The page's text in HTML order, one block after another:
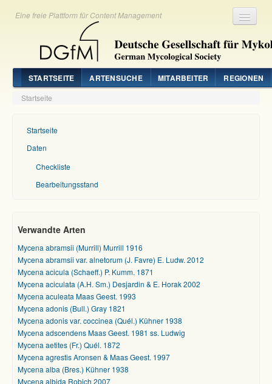
Eine freie Plattform für Content Management
STARTSEITE ARTENSUCHE MITARBEITER REGIONEN
Startseite
Startseite
Daten
Checkliste
Bearbeitungsstand
Verwandte Arten
Mycena abramsii (Murrill) Murrill 1916
Mycena abramsii var. alnetorum (J. Favre) E. Ludw. 2012
Mycena acicula (Schaeff.) P. Kumm. 1871
Mycena aciculata (A.H. Sm.) Desjardin & E. Horak 2002
Mycena aculeata Maas Geest. 1993
Mycena adonis (Bull.) Gray 1821
Mycena adonis var. coccinea (Quél.) Kühner 1938
Mycena adscendens Maas Geest. 1981 ss. Ludwig
Mycena aetites (Fr.) Quél. 1872
Mycena agrestis Aronsen & Maas Geest. 1997
Mycena alba (Bres.) Kühner 1938
Mycena albida Robich 2007